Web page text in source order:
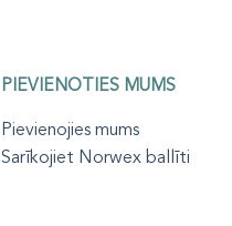
PIEVIENOTIES MUMS
Pievienojies mums
Sarīkojiet Norwex ballīti